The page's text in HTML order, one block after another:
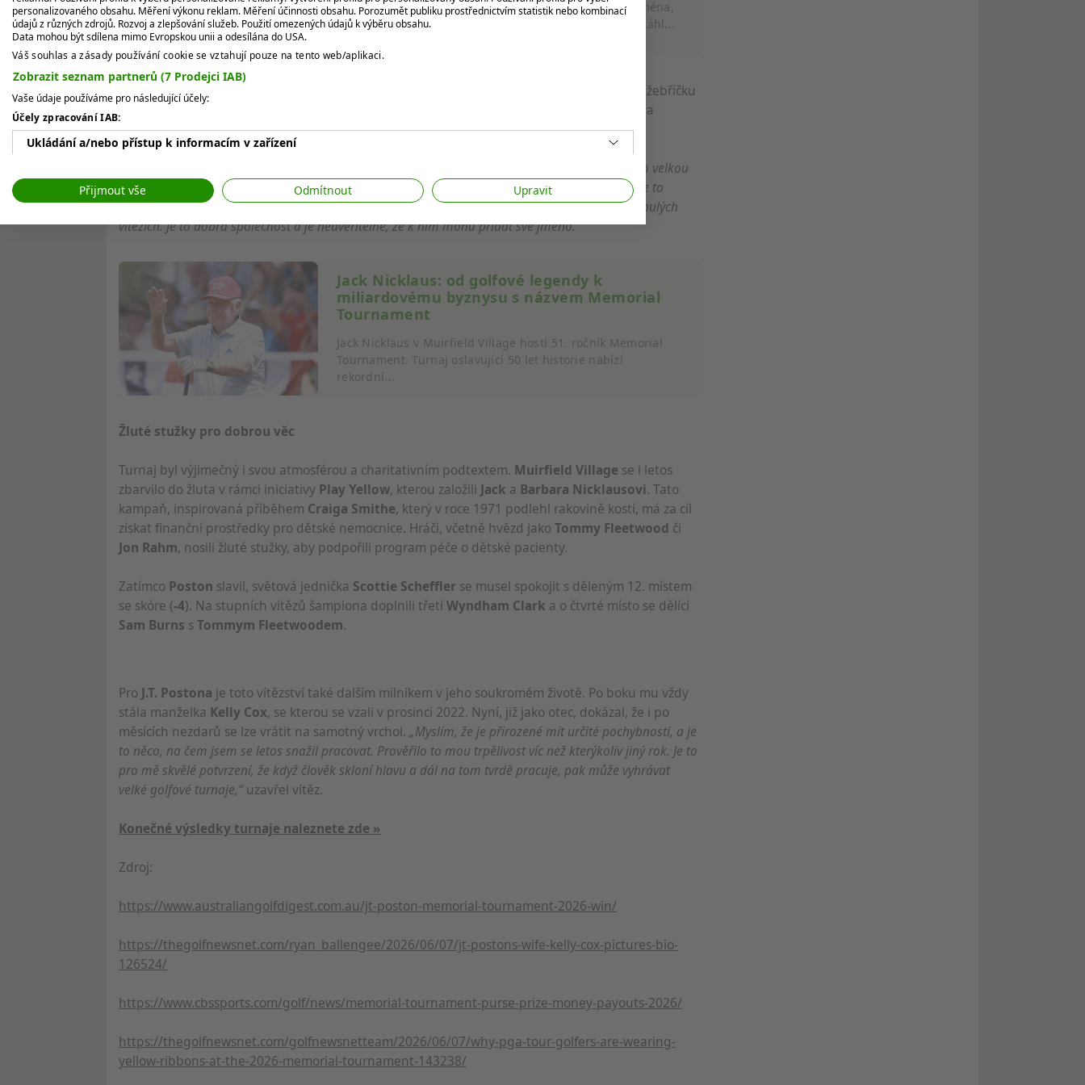
Tiger Woods, Jack Nicklaus a Arnold Palmer – to jsou jména,
která v golfovém světě rezonují dodnes. Kdo z nich dosáhl...
Kromě finanční odměny si
zajistil i budoucnost v kalendáři majorů. Díky posunu v žebříčku
39. místo
a
zároveň získal přímou vstupenku na154. Open Championship.
„Jsem neuvěřitelně hrdý a cítím velkou
pokoru. Toto je jeden z turnajů, které si v kalendáři kroužkujeme na začátku každého roku, a je to
úžasný pocit to dotáhnout do konce a stát se součástí zdejší bohaté historie. Mluvili jsme o minulých
vítězích. Je to dobrá společnost a je neuvěřitelné, že k nim mohu přidat své jméno.“
Jack Nicklaus: od golfové legendy k
miliardovému byznysu s názvem Memorial
Tournament
Jack Nicklaus v Muirfield Village hostí 51. ročník Memorial
Tournament. Turnaj oslavující 50 let historie nabízí
rekordní...
Žluté stužky pro dobrou věc
Turnaj byl výjimečný i svou atmosférou a charitativním podtextem. Muirfield Village se i letos
zbarvilo do žluta v rámci iniciativy Play Yellow, kterou založili Jack a Barbara Nicklausovi. Tato
kampaň, inspirovaná příběhem Craiga Smithe, který v roce 1971 podlehl rakovině kostí, má za cíl
získat finanční prostředky pro dětské nemocnice. Hráči, včetně hvězd jako Tommy Fleetwood či
Jon Rahm, nosili žluté stužky, aby podpořili program péče o dětské pacienty.
Zatímco Poston slavil, světová jednička Scottie Scheffler se musel spokojit s děleným 12. místem
se skóre (-4). Na stupních vítězů šampiona doplnili třetí Wyndham Clark a o čtvrté místo se dělící
Sam Burns sTommym Fleetwoodem.
Pro J.T. Postona je toto vítězství také dalším milníkem v jeho soukromém životě. Po boku mu vždy
stála manželka Kelly Cox, se kterou se vzali v prosinci 2022. Nyní, již jako otec, dokázal, že i po
měsících nezdarů se lze vrátit na samotný vrchol. „Myslím, že je přirozené mít určité pochybnosti, a je
to něco, na čem jsem se letos snažil pracovat. Prověřilo to mou trpělivost víc než kterýkoliv jiný rok. Je to
pro mě skvělé potvrzení, že když člověk skloní hlavu a dál na tom tvrdě pracuje, pak může vyhrávat
velké golfové turnaje,“uzavřel vítěz.
Konečné výsledky turnaje naleznete zde »
Zdroj:
https://www.australiangolfdigest.com.au/jt-poston-memorial-tournament-2026-win/
https://thegolfnewsnet.com/ryan_ballengee/2026/06/07/jt-postons-wife-kelly-cox-pictures-bio-
126524/
https://www.cbssports.com/golf/news/memorial-tournament-purse-prize-money-payouts-2026/
https://thegolfnewsnet.com/golfnewsnetteam/2026/06/07/why-pga-tour-golfers-are-wearing-
yellow-ribbons-at-the-2026-memorial-tournament-143238/
personalizovaného obsahu. Měření výkonu reklam. Měření účinnosti obsahu. Porozumět publiku prostřednictvím statistik nebo kombinací
údajů z různých zdrojů. Rozvoj a zlepšování služeb. Použití omezených údajů k výběru obsahu.
Data mohou být sdílena mimo Evropskou unii a odesílána do USA.
Váš souhlas a zásady používání cookie se vztahují pouze na tento web/aplikaci.
Zobrazit seznam partnerů (7 Prodejci IAB)
Vaše údaje používáme pro následující účely:
Účely zpracování IAB:
Ukládání a/nebo přístup k informacím v zařízení
Použití omezených údajů k výběru reklam
Vytváření profilů pro personalizovaný obsah
Používání profilů pro výběr personalizovaného obsahu
Měření výkonu obsahu
Rozvoj a zlepšování služeb
Použití omezených údajů k výběru obsahu
Používání přesných údajů o zeměpisné poloze
Identifikace zařízení na základě aktivně vyžádaných informací
Účely zpracování, které nesouvisejí s IAB:
Přijmout vše Odmítnout Upravit